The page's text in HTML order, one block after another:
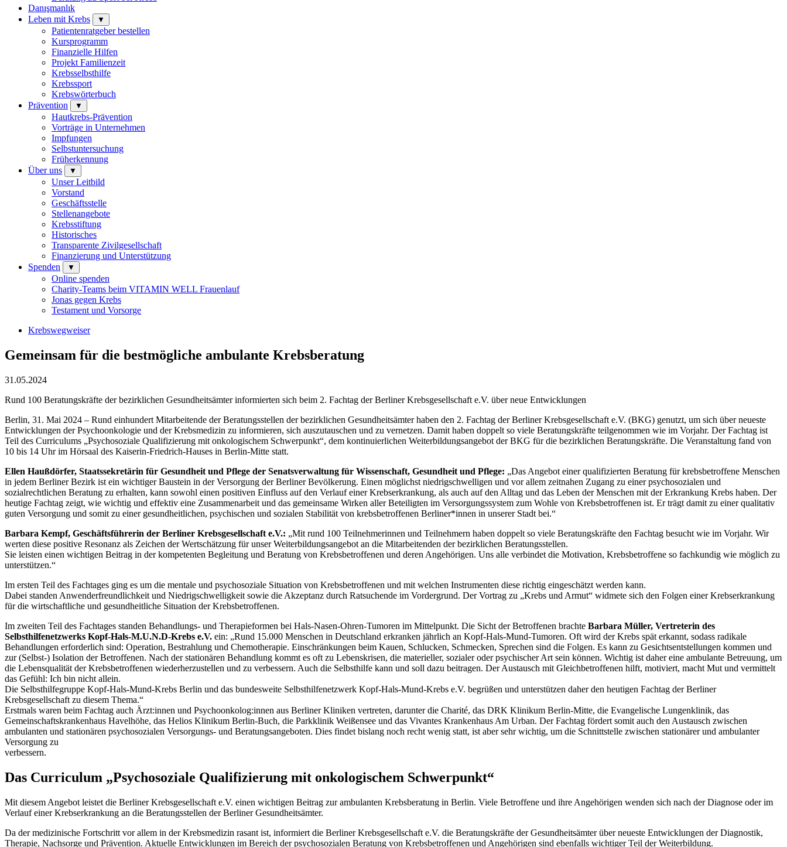
Danışmanlık
Leben mit Krebs
▼
Patientenratgeber bestellen
Kursprogramm
Finanzielle Hilfen
Projekt Familienzeit
Krebsselbsthilfe
Krebssport
Krebswörterbuch
Prävention
▼
Hautkrebs-Prävention
Vorträge in Unternehmen
Impfungen
Selbstuntersuchung
Früherkennung
Über uns
▼
Unser Leitbild
Vorstand
Geschäftsstelle
Stellenangebote
Krebsstiftung
Historisches
Transparente Zivilgesellschaft
Finanzierung und Unterstützung
Spenden
▼
Online spenden
Charity-Teams beim VITAMIN WELL Frauenlauf
Jonas gegen Krebs
Testament und Vorsorge
Krebswegweiser
Gemeinsam für die bestmögliche ambulante Krebsberatung
31.05.2024
Rund 100 Beratungskräfte der bezirklichen Gesundheitsämter informierten sich beim 2. Fachtag der Berliner Krebsgesellschaft e.V. über neue Entwicklungen
Berlin, 31. Mai 2024 – Rund einhundert Mitarbeitende der Beratungsstellen der bezirklichen Gesundheitsämter haben den 2. Fachtag der Berliner Krebsgesellschaft e.V. (BKG) genutzt, um sich über neueste
Entwicklungen der Psychoonkologie und der Krebsmedizin zu informieren, sich auszutauschen und zu vernetzen. Damit haben doppelt so viele Beratungskräfte teilgenommen wie im Vorjahr. Der Fachtag ist
Teil des Curriculums „Psychosoziale Qualifizierung mit onkologischem Schwerpunkt“, dem kontinuierlichen Weiterbildungsangebot der BKG für die bezirklichen Beratungskräfte. Die Veranstaltung fand von
10 bis 14 Uhr im Hörsaal des Kaiserin-Friedrich-Hauses in Berlin-Mitte statt.
Ellen Haußdörfer, Staatssekretärin für Gesundheit und Pflege der Senatsverwaltung für Wissenschaft, Gesundheit und Pflege: „Das Angebot einer qualifizierten Beratung für krebsbetroffene Menschen
in jedem Berliner Bezirk ist ein wichtiger Baustein in der Versorgung der Berliner Bevölkerung. Einen möglichst niedrigschwelligen und vor allem zeitnahen Zugang zu einer psychosozialen und
sozialrechtlichen Beratung zu erhalten, kann sowohl einen positiven Einfluss auf den Verlauf einer Krebserkrankung, als auch auf den Alltag und das Leben der Menschen mit der Erkrankung Krebs haben. Der
heutige Fachtag zeigt, wie wichtig und effektiv eine Zusammenarbeit und das gemeinsame Wirken aller Beteiligten im Versorgungssystem zum Wohle von Krebsbetroffenen ist. Er trägt damit zu einer qualitativ
guten Versorgung und somit zu einer gesundheitlichen, psychischen und sozialen Stabilität von krebsbetroffenen Berliner*innen in unserer Stadt bei.“
Barbara Kempf, Geschäftsführerin der Berliner Krebsgesellschaft e.V.: „Mit rund 100 Teilnehmerinnen und Teilnehmern haben doppelt so viele Beratungskräfte den Fachtag besucht wie im Vorjahr. Wir
werten diese positive Resonanz als Zeichen der Wertschätzung für unser Weiterbildungsangebot an die Mitarbeitenden der bezirklichen Beratungsstellen.
Sie leisten einen wichtigen Beitrag in der kompetenten Begleitung und Beratung von Krebsbetroffenen und deren Angehörigen. Uns alle verbindet die Motivation, Krebsbetroffene so fachkundig wie möglich zu
unterstützen.“
Im ersten Teil des Fachtages ging es um die mentale und psychosoziale Situation von Krebsbetroffenen und mit welchen Instrumenten diese richtig eingeschätzt werden kann.
Dabei standen Anwenderfreundlichkeit und Niedrigschwelligkeit sowie die Akzeptanz durch Ratsuchende im Vordergrund. Der Vortrag zu „Krebs und Armut“ widmete sich den Folgen einer Krebserkrankung
für die wirtschaftliche und gesundheitliche Situation der Krebsbetroffenen.
Im zweiten Teil des Fachtages standen Behandlungs- und Therapieformen bei Hals-Nasen-Ohren-Tumoren im Mittelpunkt. Die Sicht der Betroffenen brachte Barbara Müller, Vertreterin des
Selbsthilfenetzwerks Kopf-Hals-M.U.N.D-Krebs e.V. ein: „Rund 15.000 Menschen in Deutschland erkranken jährlich an Kopf-Hals-Mund-Tumoren. Oft wird der Krebs spät erkannt, sodass radikale
Behandlungen erforderlich sind: Operation, Bestrahlung und Chemotherapie. Einschränkungen beim Kauen, Schlucken, Schmecken, Sprechen sind die Folgen. Es kann zu Gesichtsentstellungen kommen und
zur (Selbst-) Isolation der Betroffenen. Nach der stationären Behandlung kommt es oft zu Lebenskrisen, die materieller, sozialer oder psychischer Art sein können. Wichtig ist daher eine ambulante Betreuung, um
die Lebensqualität der Krebsbetroffenen wiederherzustellen und zu verbessern. Auch die Selbsthilfe kann und soll dazu beitragen. Der Austausch mit Gleichbetroffenen hilft, motiviert, macht Mut und vermittelt
das Gefühl: Ich bin nicht allein.
Die Selbsthilfegruppe Kopf-Hals-Mund-Krebs Berlin und das bundesweite Selbsthilfenetzwerk Kopf-Hals-Mund-Krebs e.V. begrüßen und unterstützen daher den heutigen Fachtag der Berliner
Krebsgesellschaft zu diesem Thema.“
Erstmals waren beim Fachtag auch Ärzt:innen und Psychoonkolog:innen aus Berliner Kliniken vertreten, darunter die Charité, das DRK Klinikum Berlin-Mitte, die Evangelische Lungenklinik, das
Gemeinschaftskrankenhaus Havelhöhe, das Helios Klinikum Berlin-Buch, die Parkklinik Weißensee und das Vivantes Krankenhaus Am Urban. Der Fachtag fördert somit auch den Austausch zwischen
ambulanten und stationären psychosozialen Versorgungs- und Beratungsangeboten. Dies findet bislang noch recht wenig statt, ist aber sehr wichtig, um die Schnittstelle zwischen stationärer und ambulanter
Versorgung zu
verbessern.
Das Curriculum „Psychosoziale Qualifizierung mit onkologischem Schwerpunkt“
Mit diesem Angebot leistet die Berliner Krebsgesellschaft e.V. einen wichtigen Beitrag zur ambulanten Krebsberatung in Berlin. Viele Betroffene und ihre Angehörigen wenden sich nach der Diagnose oder im
Verlauf einer Krebserkrankung an die Beratungsstellen der Berliner Gesundheitsämter.
Da der medizinische Fortschritt vor allem in der Krebsmedizin rasant ist, informiert die Berliner Krebsgesellschaft e.V. die Beratungskräfte der Gesundheitsämter über neueste Entwicklungen der Diagnostik,
Therapie, Nachsorge und Prävention. Aktuelle Entwicklungen im Bereich der psychosozialen Beratung von Krebsbetroffenen und Angehörigen sind ebenfalls wichtiger Teil der Weiterbildung.